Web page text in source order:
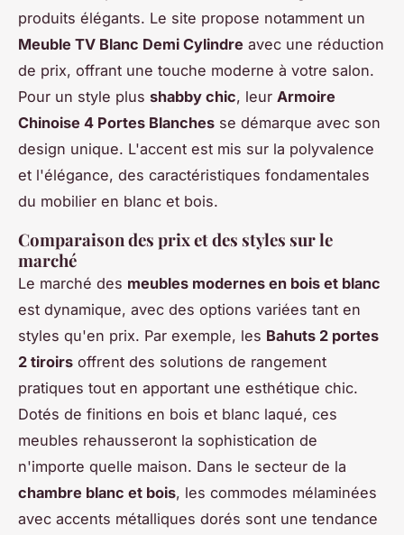
produits élégants. Le site propose notamment un
Meuble TV Blanc Demi Cylindre avec une réduction
de prix, offrant une touche moderne à votre salon.
Pour un style plus shabby chic, leur Armoire
Chinoise 4 Portes Blanches se démarque avec son
design unique. L'accent est mis sur la polyvalence
et l'élégance, des caractéristiques fondamentales
du mobilier en blanc et bois.
Comparaison des prix et des styles sur le
marché
Le marché des meubles modernes en bois et blanc
est dynamique, avec des options variées tant en
styles qu'en prix. Par exemple, les Bahuts 2 portes
2 tiroirs offrent des solutions de rangement
pratiques tout en apportant une esthétique chic.
Dotés de finitions en bois et blanc laqué, ces
meubles rehausseront la sophistication de
n'importe quelle maison. Dans le secteur de la
chambre blanc et bois, les commodes mélaminées
avec accents métalliques dorés sont une tendance